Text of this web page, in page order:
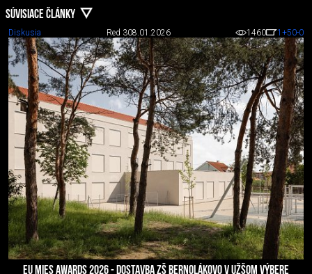
SÚVISIACE ČLÁNKY
Diskusia Red 308.01.2026 1460 1 +50-0
EU MIES AWARDS 2026 - DOSTAVBA ZŠ BERNOLÁKOVO V UŽŠOM VÝBERE